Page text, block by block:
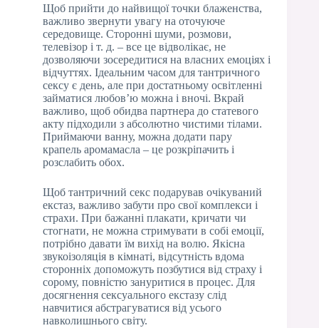
Щоб прийти до найвищої точки блаженства,
важливо звернути увагу на оточуюче
середовище. Сторонні шуми, розмови,
телевізор і т. д. – все це відволікає, не
дозволяючи зосередитися на власних емоціях і
відчуттях. Ідеальним часом для тантричного
сексу є день, але при достатньому освітленні
займатися любов’ю можна і вночі. Вкрай
важливо, щоб обидва партнера до статевого
акту підходили з абсолютно чистими тілами.
Приймаючи ванну, можна додати пару
крапель аромамасла – це розкріпачить і
розслабить обох.
Щоб тантричний секс подарував очікуваний
екстаз, важливо забути про свої комплекси і
страхи. При бажанні плакати, кричати чи
стогнати, не можна стримувати в собі емоції,
потрібно давати їм вихід на волю. Якісна
звукоізоляція в кімнаті, відсутність вдома
сторонніх допоможуть позбутися від страху і
сорому, повністю зануритися в процес. Для
досягнення сексуального екстазу слід
навчитися абстрагуватися від усього
навколишнього світу.